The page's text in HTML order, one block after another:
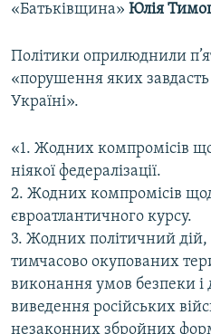
«Батьківщина» Юлія
Політики оприлюднили
«порушення яких
Україні».
«1. Жодних компромісів
ніякої федералізації.
2. Жодних компромісів
євроатлантичного курсу.
3. Жодних політичний дій,
тимчасово окупованих
виконання умов безпеки і
виведення російських
незаконних збройних